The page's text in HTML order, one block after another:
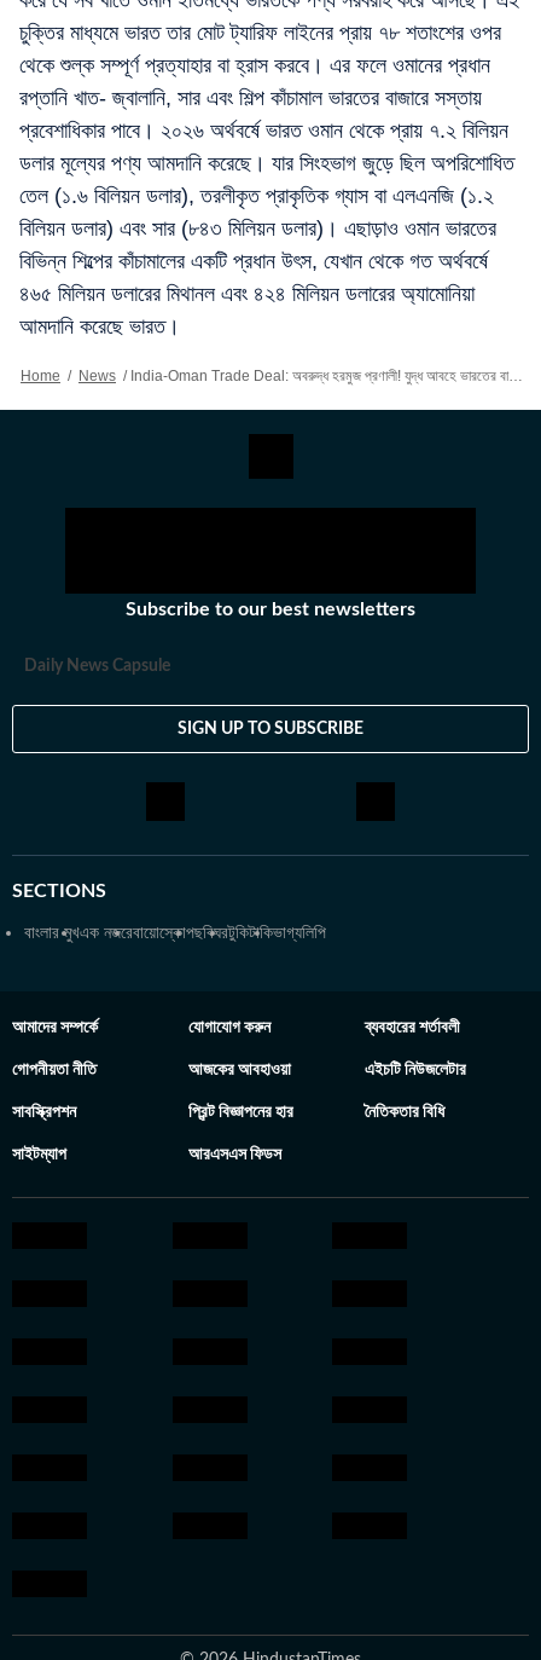
চুক্তির মাধ্যমে ভারত তার মোট ট্যারিফ লাইনের প্রায় ৭৮ শতাংশের ওপর
থেকে শুল্ক সম্পূর্ণ প্রত্যাহার বা হ্রাস করবে। এর ফলে ওমানের প্রধান
রপ্তানি খাত- জ্বালানি, সার এবং শিল্প কাঁচামাল ভারতের বাজারে সস্তায়
প্রবেশাধিকার পাবে। ২০২৬ অর্থবর্ষে ভারত ওমান থেকে প্রায় ৭.২ বিলিয়ন
ডলার মূল্যের পণ্য আমদানি করেছে। যার সিংহভাগ জুড়ে ছিল অপরিশোধিত
তেল (১.৬ বিলিয়ন ডলার), তরলীকৃত প্রাকৃতিক গ্যাস বা এলএনজি (১.২
বিলিয়ন ডলার) এবং সার (৮৪৩ মিলিয়ন ডলার)। এছাড়াও ওমান ভারতের
বিভিন্ন শিল্পের কাঁচামালের একটি প্রধান উৎস, যেখান থেকে গত অর্থবর্ষে
৪৬৫ মিলিয়ন ডলারের মিথানল এবং ৪২৪ মিলিয়ন ডলারের অ্যামোনিয়া
আমদানি করেছে ভারত।
Home / News / India-Oman Trade Deal: অবরুদ্ধ হরমুজ প্রণালী! যুদ্ধ আবহে ভারতের বাণিজ্যে ওমান কী নয়া দিগন্ত?
Subscribe to our best newsletters
Daily News Capsule
SIGN UP TO SUBSCRIBE
SECTIONS
বাংলার মুখএক নজরেবায়োস্কোপছবিঘরটুকিটাকিভাগ্যলিপি
আমাদের সম্পর্কে যোগাযোগ করুন ব্যবহারের শর্তাবলী
গোপনীয়তা নীতি আজকের আবহাওয়া এইচটি নিউজলেটার
সাবস্ক্রিপশন প্রিন্ট বিজ্ঞাপনের হার নৈতিকতার বিধি
সাইটম্যাপ আরএসএস ফিডস